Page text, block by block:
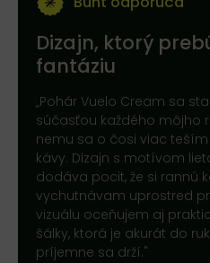
Dizajn, ktorý
fantáziu
„Pohár Vuelo Cream sa
súčasťou každého môjho
nemu sa o čosi viac
kávy. Dizajn s motívom
dodáva pocit, že si rannú
vychutnávam uprostred
vizuálu oceňujem aj
šálky, ktorá je akurát do
príjemne sa drží."